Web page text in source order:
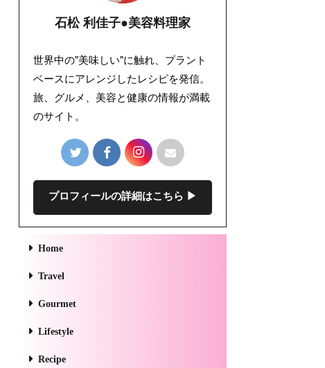
石松 利佳子●美容料理家
世界中の"美味しい"に触れ、プラント
ベースにアレンジしたレシピを発信。
旅、グルメ、美容と健康の情報が満載
のサイト。
プロフィールの詳細はこちら ▶︎
Home
Travel
Gourmet
Lifestyle
Recipe